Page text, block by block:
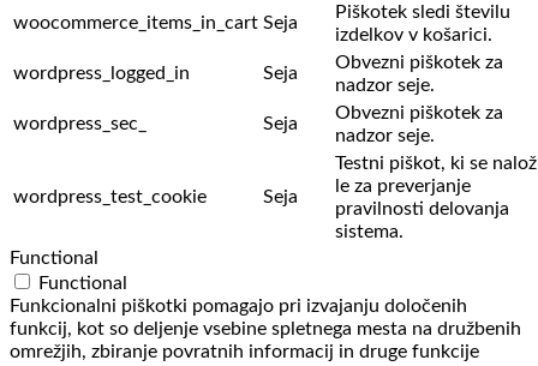
woocommerce_items_in_cart Seja
Piškotek sledi številu
izdelkov v košarici.
wordpress_logged_in
Seja
Obvezni piškotek za
nadzor seje.
wordpress_sec_
Seja
Obvezni piškotek za
nadzor seje.
wordpress_test_cookie Seja
Testni piškot, ki se
le za preverjanje
pravilnosti delovanja
sistema.
Functional
Functional
Funkcionalni piškotki pomagajo pri izvajanju določenih
funkcij, kot so deljenje vsebine spletnega mesta na družbenih
omrežjih, zbiranje povratnih informacij in druge funkcije